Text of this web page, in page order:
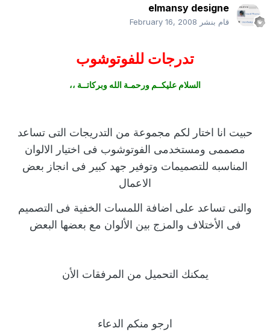
elmansy designe
قام بنشر February 16, 2008
تدرجات للفوتوشوب
السلام عليكــم ورحمـة الله وبركاتــة ،،
حبيت انا اختار لكم مجموعة من التدريجات التى تساعد
مصممى ومستخدمى الفوتوشوب فى اختيار الالوان
المناسبه للتصميمات وتوفير جهد كبير فى انجاز بعض
الاعمال
والتى تساعد على اضافة اللمسات الخفية فى التصميم
فى الأختلاف والمزج بين الألوان مع بعضها البعض
يمكنك التحميل من المرفقات الأن
ارجو منكم الدعاء